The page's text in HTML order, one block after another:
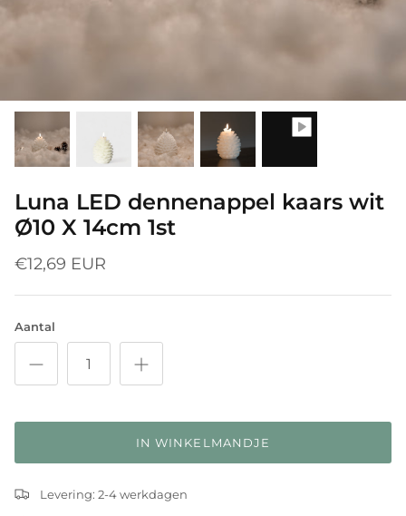
Luna LED dennenappel kaars wit
Ø10 X 14cm 1st
€12,69 EUR
Aantal
IN WINKELMANDJE
Levering: 2-4 werkdagen